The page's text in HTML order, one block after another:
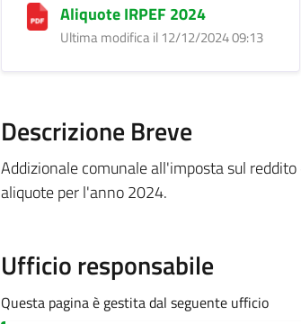
Aliquote IRPEF 2024
Ultima modifica il 12/12/2024 09:13
Descrizione Breve
Addizionale comunale all'imposta sul
aliquote per l'anno 2024.
Ufficio responsabile
Questa pagina è gestita dal seguente ufficio